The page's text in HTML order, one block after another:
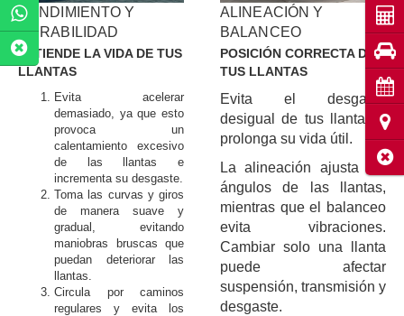
RENDIMIENTO Y
DURABILIDAD
EXTIENDE LA VIDA DE TUS
LLANTAS
Evita acelerar
demasiado, ya que esto
provoca un
calentamiento excesivo
de las llantas e
incrementa su desgaste.
Toma las curvas y giros
de manera suave y
gradual, evitando
maniobras bruscas que
puedan deteriorar las
llantas.
Circula por caminos
regulares y evita los
ALINEACIÓN Y
BALANCEO
POSICIÓN CORRECTA DE
TUS LLANTAS
Evita el desgaste
desigual de tus llantas y
prolonga su vida útil.
La alineación ajusta los
ángulos de las llantas,
mientras que el balanceo
evita vibraciones.
Cambiar solo una llanta
puede afectar
suspensión, transmisión y
desgaste.